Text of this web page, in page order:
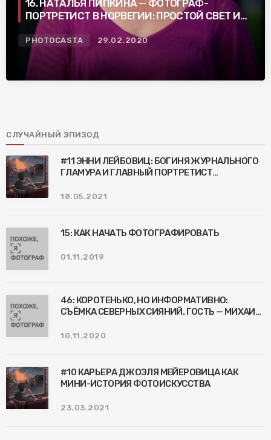
16. НАТАЛЬЯ ПИПКИНА — ФОТОГРАФ-
ПОРТРЕТИСТ В НОРВЕГИИ: ПРОСТОЙ СВЕТ И
НЕ ПУСТЫЕ ФОТОГРАФИИ
PHOTOCASTA 29.02.2020
СЛУЧАЙНЫЙ ЭПИЗОД
#11 ЭННИ ЛЕЙБОВИЦ: БОГИНЯ ЖУРНАЛЬНОГО
ГЛАМУРА И ГЛАВНЫЙ ПОРТРЕТИСТ
18.05.2021
15: КАК НАЧАТЬ ФОТОГРАФИРОВАТЬ
01.11.2019
46: КОРОТЕНЬКО, НО ИНФОРМАТИВНО:
СЪЁМКА СЕВЕРНЫХ СИЯНИЙ. ГОСТЬ — МИХАИЛ
10.11.2020
#10 КАРЬЕРА ДЖОЭЛЯ МЕЙЕРОВИЦА КАК
МИНИ-ИСТОРИЯ ФОТОИСКУССТВА
23.03.2021